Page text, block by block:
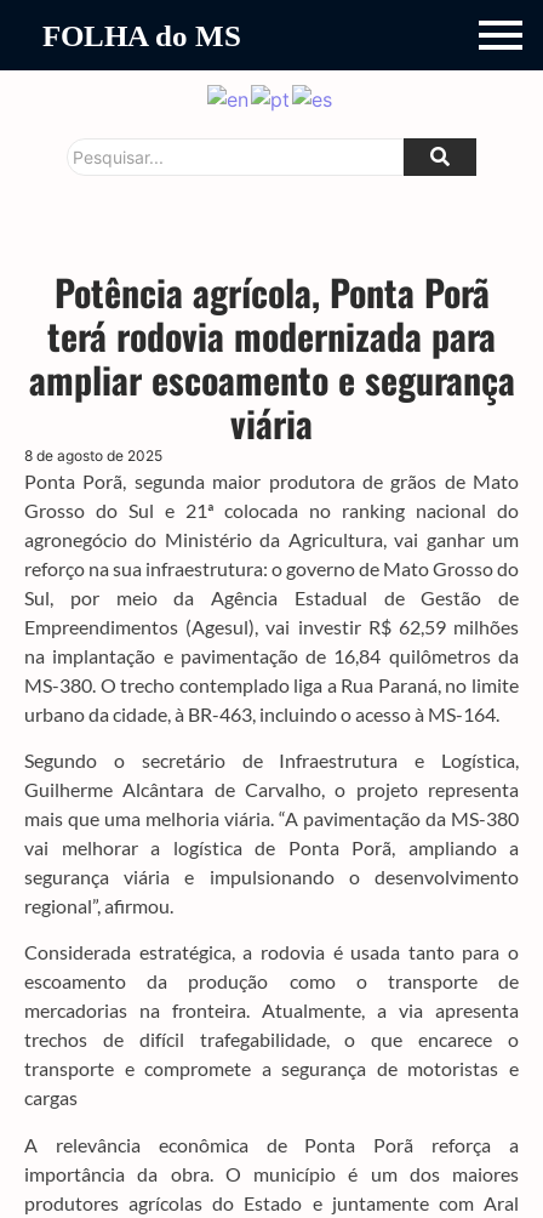
FOLHA do MS
Potência agrícola, Ponta Porã
terá rodovia modernizada para
ampliar escoamento e segurança
viária
8 de agosto de 2025
Ponta Porã, segunda maior produtora de grãos de Mato
Grosso do Sul e 21ª colocada no ranking nacional do
agronegócio do Ministério da Agricultura, vai ganhar um
reforço na sua infraestrutura: o governo de Mato Grosso do
Sul, por meio da Agência Estadual de Gestão de
Empreendimentos (Agesul), vai investir R$ 62,59 milhões
na implantação e pavimentação de 16,84 quilômetros da
MS-380. O trecho contemplado liga a Rua Paraná, no limite
urbano da cidade, à BR-463, incluindo o acesso à MS-164.
Segundo o secretário de Infraestrutura e Logística,
Guilherme Alcântara de Carvalho, o projeto representa
mais que uma melhoria viária. “A pavimentação da MS-380
vai melhorar a logística de Ponta Porã, ampliando a
segurança viária e impulsionando o desenvolvimento
regional”, afirmou.
Considerada estratégica, a rodovia é usada tanto para o
escoamento da produção como o transporte de
mercadorias na fronteira. Atualmente, a via apresenta
trechos de difícil trafegabilidade, o que encarece o
transporte e compromete a segurança de motoristas e
cargas
A relevância econômica de Ponta Porã reforça a
importância da obra. O município é um dos maiores
produtores agrícolas do Estado e juntamente com Aral